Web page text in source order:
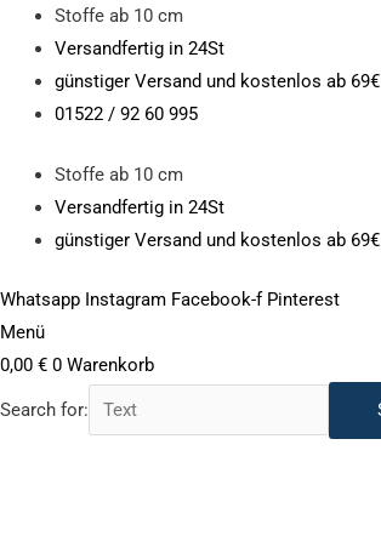
Inhalt
springen
Stoffe ab 10 cm
Versandfertig in 24St
günstiger Versand und kostenlos ab 69€
01522 / 92 60 995
Stoffe ab 10 cm
Versandfertig in 24St
günstiger Versand und kostenlos ab 69€
Whatsapp Instagram Facebook-f Pinterest
Menü
0,00 € 0 Warenkorb
Search for: